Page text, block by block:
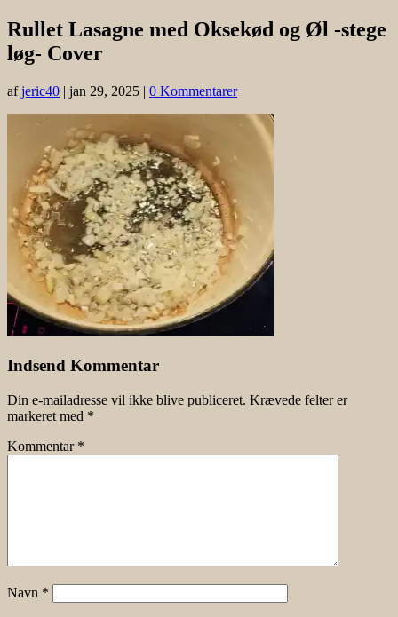
Rullet Lasagne med Oksekød og Øl -stege
løg- Cover
afjeric40 | jan 29, 2025 | 0 Kommentarer
Indsend Kommentar
Din e-mailadresse vil ikke blive publiceret. Krævede felter er
markeret med *
Kommentar *
Navn *